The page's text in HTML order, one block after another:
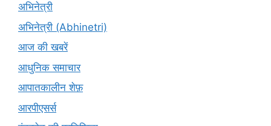
अभिनेत्री
अभिनेत्री (Abhinetri)
आज की खबरें
आधुनिक समाचार
आपातकालीन शेफ़
आरपीएसर्स